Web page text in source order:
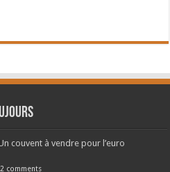
couvent à vendre pour l’euro
comments